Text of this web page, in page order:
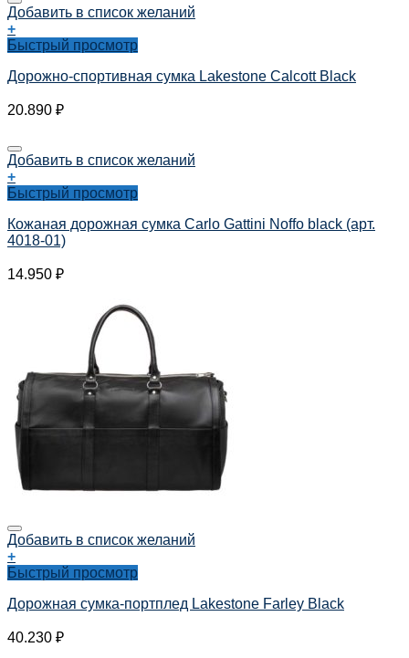
Добавить в список желаний
+
Быстрый просмотр
Дорожно-спортивная сумка Lakestone Calcott Black
20.890 ₽
Добавить в список желаний
+
Быстрый просмотр
Кожаная дорожная сумка Carlo Gattini Noffo black (арт.
4018-01)
14.950 ₽
Добавить в список желаний
+
Быстрый просмотр
Дорожная сумка-портплед Lakestone Farley Black
40.230 ₽